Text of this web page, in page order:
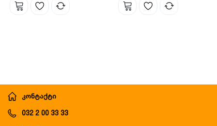
*არ მოყვება დამტენი და
ელემენტი.
კონტაქტი
032 2 00 33 33